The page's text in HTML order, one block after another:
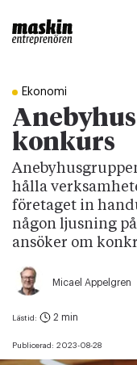
Ekonomi
konkurs
hålla
företaget in
någon ljusning
ansöker om
Micael Appelgren
Publicerad: 2023-08-28
Lästid: 2 min